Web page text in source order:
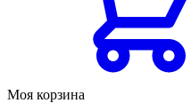
Моя корзина